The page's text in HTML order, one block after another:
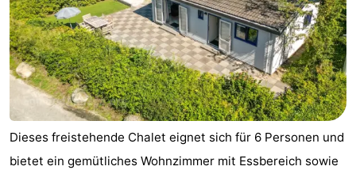
Dieses freistehende Chalet eignet sich für 6 Personen und
bietet ein gemütliches Wohnzimmer mit Essbereich sowie